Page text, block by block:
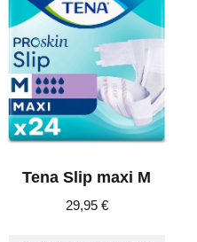
Tena Slip maxi M
29,95 €